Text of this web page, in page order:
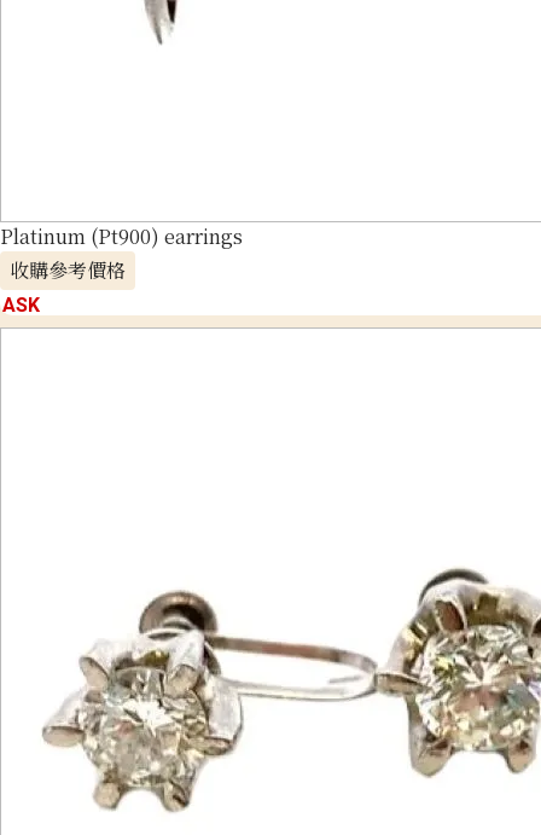
Platinum (Pt900) earrings
收購參考價格
ASK